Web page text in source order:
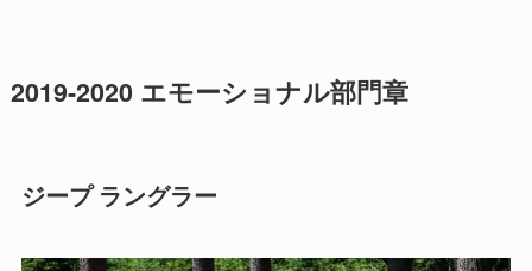
2019-2020 エモーショナル部門章
ジープ ラングラー